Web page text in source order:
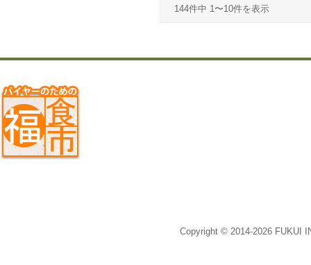
144件中 1〜10件を表示
Copyright © 2014-2026 FUKUI